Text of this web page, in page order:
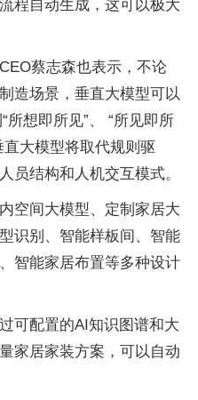
程自动生成，这可以极大
蔡志森也表示，不论
造场景，垂直大模型可以
想即所见”、 “所见即所
大模型将取代规则驱
员结构和人机交互模式。
空间大模型、定制家居大
识别、智能样板间、智能
智能家居布置等多种设计
可配置的AI知识图谱和大
家居家装方案，可以自动